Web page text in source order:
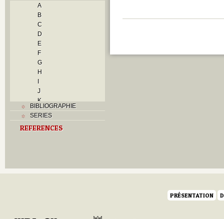
A
B
C
D
E
F
G
H
I
J
K
L
M
N
BIBLIOGRAPHIE
SERIES
REFERENCES
PRÉSENTATION